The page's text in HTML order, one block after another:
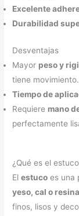
Excelente
Durabilidad
Desventajas
Mayor peso y
tiene movimiento.
Tiempo de
Requiere mano
perfectamente
¿Qué es el
Elestuco es una
yeso, cal o
finos, lisos y